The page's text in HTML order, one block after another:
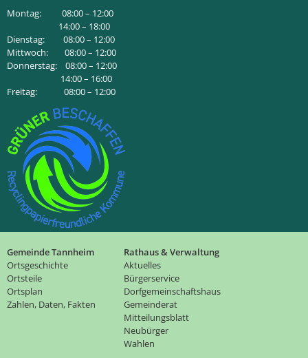
Montag: 08:00 – 12:00
14:00 – 18:00
Dienstag: 08:00 – 12:00
Mittwoch: 08:00 – 12:00
Donnerstag: 08:00 – 12:00
14:00 – 16:00
Freitag: 08:00 – 12:00
Gemeinde Tannheim
Ortsgeschichte
Ortsteile
Ortsplan
Zahlen, Daten, Fakten
Rathaus & Verwaltung
Aktuelles
Bürgerservice
Dorfgemeinschaftshaus
Gemeinderat
Mitteilungsblatt
Neubürger
Wahlen